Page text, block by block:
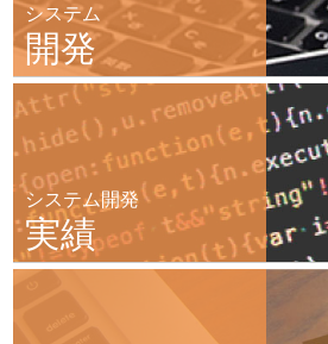
システム
開発
システム開発
実績